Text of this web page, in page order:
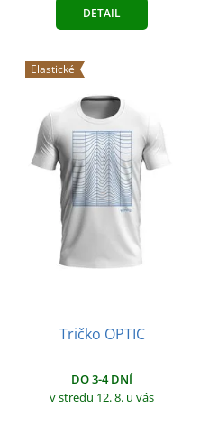
DETAIL
Elastické
Tričko OPTIC
DO 3-4 DNÍ
v stredu 12. 8. u vás